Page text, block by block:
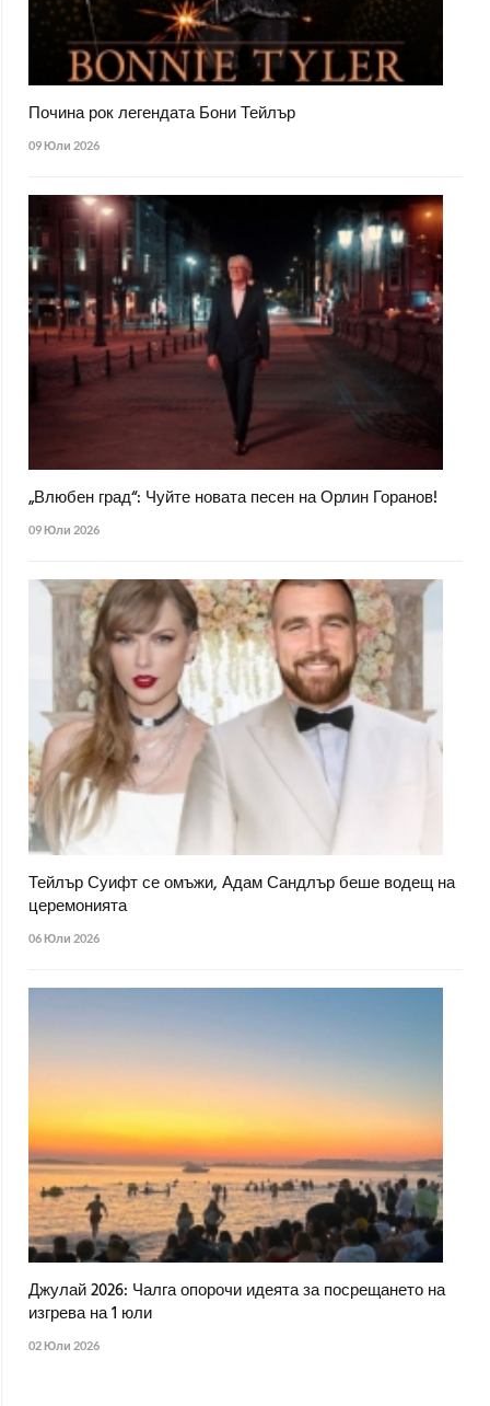
Почина рок легендата Бони Тейлър
09 Юли 2026
„Влюбен град“: Чуйте новата песен на Орлин Горанов!
09 Юли 2026
Тейлър Суифт се омъжи, Адам Сандлър беше водещ на
церемонията
06 Юли 2026
Джулай 2026: Чалга опорочи идеята за посрещането на
изгрева на 1 юли
02 Юли 2026